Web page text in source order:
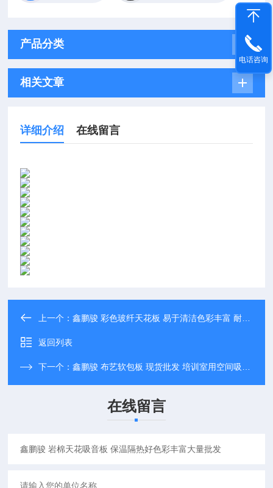
产品分类
相关文章
详细介绍 在线留言
上一个：鑫鹏骏 彩色玻纤天花板 易于清洁色彩丰富 耐冲击抗变形 大量现货
返回列表
下一个：鑫鹏骏 布艺软包板 现货批发 培训室用空间吸声体 厂家直发
在线留言
电话咨询